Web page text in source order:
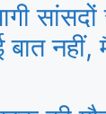
सांसदों
बात